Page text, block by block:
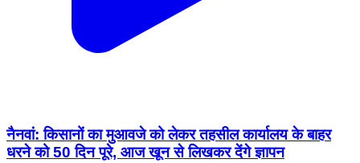
नैनवां: किसानों का मुआवजे को लेकर तहसील कार्यालय के बाहर
धरने को 50 दिन पूरे, आज खून से लिखकर देंगे ज्ञापन